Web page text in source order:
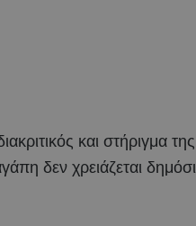
και στήριγμα
δεν χρειάζεται